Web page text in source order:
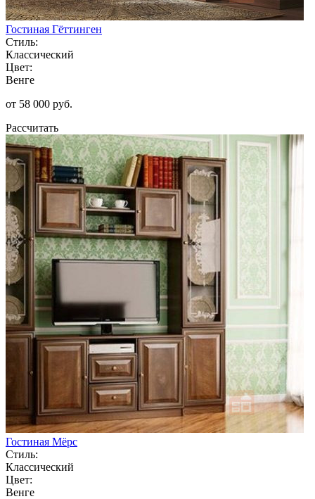
Гостиная Гёттинген
Стиль:
Классический
Цвет:
Венге
от 58 000 руб.
Рассчитать
Гостиная Мёрс
Стиль:
Классический
Цвет:
Венге